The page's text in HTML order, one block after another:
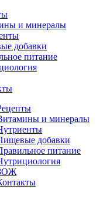
и минералы
добавки
питание
и минералы
добавки
питание